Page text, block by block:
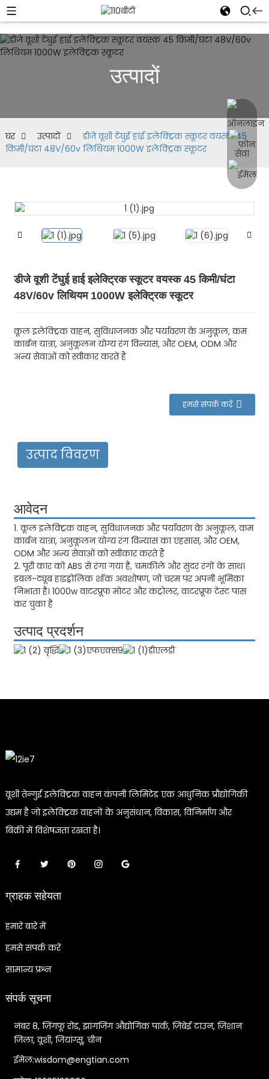
उत्पादों
घर उत्पादों
डीजे वूशी टेंघुई हाई इलेक्ट्रिक स्कूटर वयस्क 45
किमी/घंटा 48V/60v लिथियम 1000W इलेक्ट्रिक स्कूटर
डीजे वूशी टेंघुई हाई इलेक्ट्रिक स्कूटर वयस्क 45 किमी/घंटा
48V/60v लिथियम 1000W इलेक्ट्रिक स्कूटर
कूल इलेक्ट्रिक वाहन, सुविधाजनक और पर्यावरण के अनुकूल, कम
कार्बन यात्रा, अनुकूलन योग्य रंग विन्यास, और OEM, ODM और
अन्य सेवाओं को स्वीकार करते हैं
हमसे संपर्क करें
उत्पाद विवरण
आवेदन
1. कूल इलेक्ट्रिक वाहन, सुविधाजनक और पर्यावरण के अनुकूल, कम
कार्बन यात्रा, अनुकूलन योग्य रंग विन्यास का एहसास, और OEM,
ODM और अन्य सेवाओं को स्वीकार करते हैं
2. पूरी कार को ABS से रंगा गया है, चमकीले और सुंदर रंगों के साथ।
डबल-ट्यूब हाइड्रोलिक शॉक अवशोषण, जो चरम पर अपनी भूमिका
निभाता है। 1000w वाटरप्रूफ मोटर और कंट्रोलर, वाटरप्रूफ टेस्ट पास
कर चुका है
उत्पाद प्रदर्शन
वूशी तेन्गुई इलेक्ट्रिक वाहन कंपनी लिमिटेड एक आधुनिक प्रौद्योगिकी
उद्यम है जो इलेक्ट्रिक वाहनों के अनुसंधान, विकास, विनिर्माण और
बिक्री में विशेषज्ञता रखता है।
ग्राहक सहेयता
हमारे बारे में
हमसे संपर्क करें
सामान्य प्रश्न
संपर्क सूचना
नंबर 8, ज़िंगफू रोड, झांगजिंग औद्योगिक पार्क, ज़िबेई टाउन, ज़िशान
जिला, वूशी, जियांग्सू, चीन
ईमेल:wisdom@engtian.com